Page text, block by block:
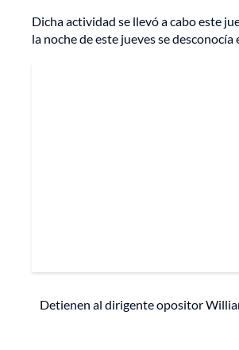
Dicha actividad se llevó a cabo este
la noche de este jueves se
Detienen al dirigente opositor